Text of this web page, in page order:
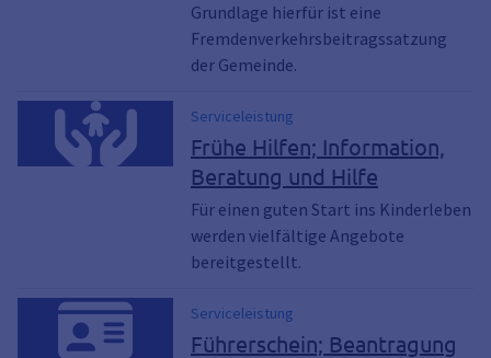
Grundlage hierfür ist eine
Fremdenverkehrsbeitragssatzung
der Gemeinde.
Serviceleistung
Frühe Hilfen; Information,
Beratung und Hilfe
Für einen guten Start ins Kinderleben
werden vielfältige Angebote
bereitgestellt.
Serviceleistung
Führerschein; Beantragung